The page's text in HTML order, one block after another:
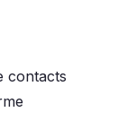
contacts